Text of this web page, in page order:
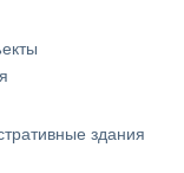
здания